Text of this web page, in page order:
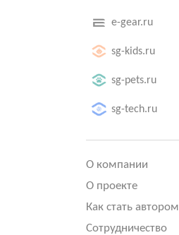
e-gear.ru
sg-kids.ru
sg-pets.ru
sg-tech.ru
О компании
О проекте
Как стать автором
Сотрудничество